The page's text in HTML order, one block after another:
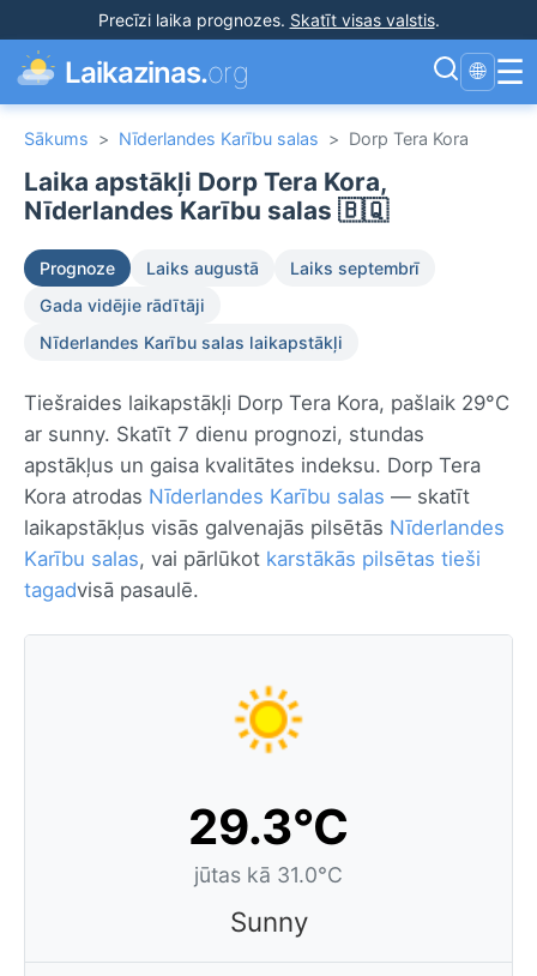
Precīzi laika prognozes. Skatīt visas valstis.
Laikazinas.org 🌐 ☰
Sākums > Nīderlandes Karību salas > Dorp Tera Kora
Laika apstākļi Dorp Tera Kora,
Nīderlandes Karību salas 🇧🇶
Prognoze Laiks augustā
Laiks septembrī
Gada vidējie rādītāji
Nīderlandes Karību salas laikapstākļi
Tiešraides laikapstākļi Dorp Tera Kora, pašlaik 29°C
ar sunny. Skatīt 7 dienu prognozi, stundas
apstākļus un gaisa kvalitātes indeksu. Dorp Tera
Kora atrodas Nīderlandes Karību salas — skatīt
laikapstākļus visās galvenajās pilsētās Nīderlandes
Karību salas, vai pārlūkot karstākās pilsētas tieši
tagadvisā pasaulē.
29.3°C
jūtas kā 31.0°C
Sunny